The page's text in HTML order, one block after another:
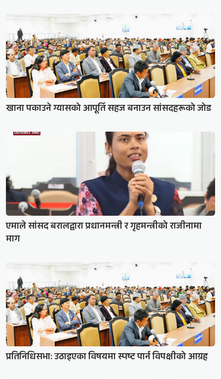
खाना पकाउने ग्यासको आपूर्ति सहज बनाउन सांसदहरूको जोड
एमाले सांसद बरालद्वारा प्रधानमन्त्री र गृहमन्त्रीको राजीनामा
माग
प्रतिनिधिसभा: उठाइएका विषयमा स्पष्ट पार्न विपक्षीको आग्रह